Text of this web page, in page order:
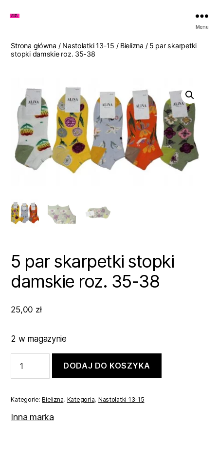
Lenki
Menu
Strona główna / Nastolatki 13-15 / Bielizna / 5 par skarpetki
stopki damskie roz. 35-38
5 par skarpetki stopki
damskie roz. 35-38
25,00 zł
2 w magazynie
par
stopki
damskie
roz.
DODAJ DO KOSZYKA
Kategorie:Bielizna, Kategoria, Nastolatki 13-15
Inna marka